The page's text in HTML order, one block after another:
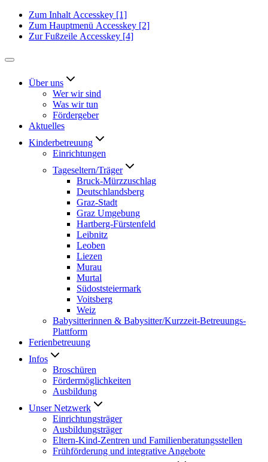
Zum Inhalt Accesskey [1]
Zum Hauptmenü Accesskey [2]
Zur Fußzeile Accesskey [4]
Über uns
Wer wir sind
Was wir tun
Fördergeber
Aktuelles
Kinderbetreuung
Einrichtungen
Tageseltern/Träger
Bruck-Mürzzuschlag
Deutschlandsberg
Graz-Stadt
Graz Umgebung
Hartberg-Fürstenfeld
Leibnitz
Leoben
Liezen
Murau
Murtal
Südoststeiermark
Voitsberg
Weiz
Babysitterinnen & Babysitter/Kurzzeit-Betreuungs-
Plattform
Ferienbetreuung
Infos
Broschüren
Fördermöglichkeiten
Ausbildung
Unser Netzwerk
Einrichtungsträger
Ausbildungsträger
Eltern-Kind-Zentren und Familienberatungsstellen
Frühförderung und integrative Angebote